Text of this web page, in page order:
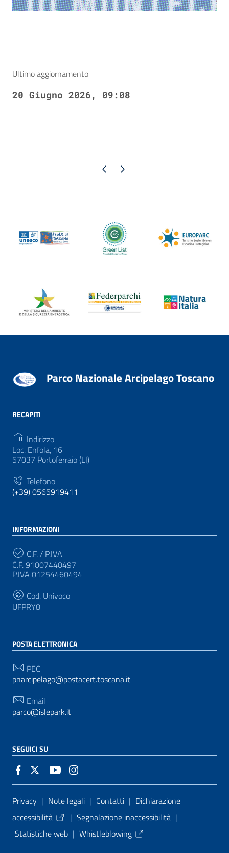
Ultimo aggiornamento
20 Giugno 2026, 09:08
Pagina precedente
Pagina successiva
Parco Nazionale Arcipelago Toscano
RECAPITI
Indirizzo
Loc. Enfola, 16
57037 Portoferraio (LI)
Telefono
(+39) 0565919411
INFORMAZIONI
C.F. / P.IVA
C.F. 91007440497
P.IVA 01254460494
Cod. Univoco
UFPRY8
POSTA ELETTRONICA
PEC
pnarcipelago@postacert.toscana.it
Email
parco@islepark.it
SEGUICI SU
Sezione Link Utili
Privacy | Note legali | Contatti | Dichiarazione
accessibilità
| Segnalazione inaccessibilità |
Statistiche web | Whistleblowing